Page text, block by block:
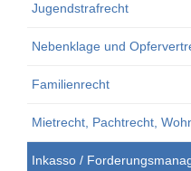
Jugendstrafrecht
Nebenklage und
Familienrecht
Mietrecht, Pachtrecht,
Inkasso /